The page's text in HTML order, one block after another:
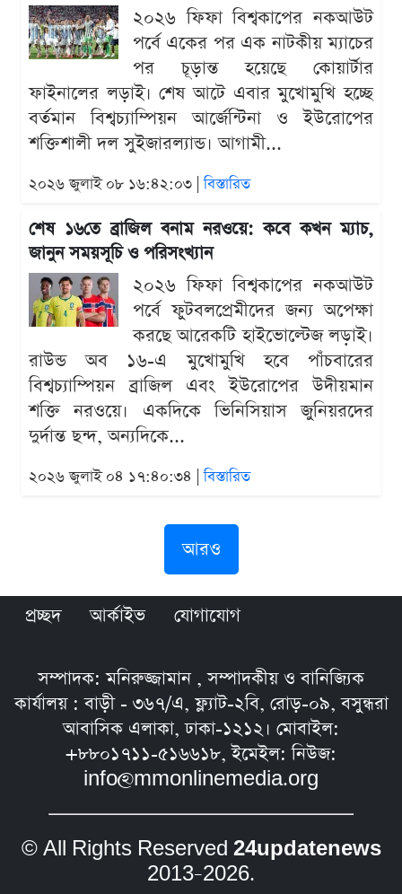
২০২৬ ফিফা বিশ্বকাপের নকআউট
পর্বে একের পর এক নাটকীয় ম্যাচের
পর চূড়ান্ত হয়েছে কোয়ার্টার
ফাইনালের লড়াই। শেষ আটে এবার মুখোমুখি হচ্ছে
বর্তমান বিশ্বচ্যাম্পিয়ন আর্জেন্টিনা ও ইউরোপের
শক্তিশালী দল সুইজারল্যান্ড। আগামী...
২০২৬ জুলাই ০৮ ১৬:৪২:০৩ |বিস্তারিত
শেষ ১৬তে ব্রাজিল বনাম নরওয়ে: কবে কখন ম্যাচ,
জানুন সময়সূচি ও পরিসংখ্যান
২০২৬ ফিফা বিশ্বকাপের নকআউট
পর্বে ফুটবলপ্রেমীদের জন্য অপেক্ষা
করছে আরেকটি হাইভোল্টেজ লড়াই।
রাউন্ড অব ১৬-এ মুখোমুখি হবে পাঁচবারের
বিশ্বচ্যাম্পিয়ন ব্রাজিল এবং ইউরোপের উদীয়মান
শক্তি নরওয়ে। একদিকে ভিনিসিয়াস জুনিয়রদের
দুর্দান্ত ছন্দ, অন্যদিকে...
২০২৬ জুলাই ০৪ ১৭:৪০:৩৪ |বিস্তারিত
আরও
প্রচ্ছদ আর্কাইভ যোগাযোগ
সম্পাদক: মনিরুজ্জামান , সম্পাদকীয় ও বানিজ্যিক
কার্যালয় : বাড়ী - ৩৬৭/এ, ফ্ল্যাট-২বি, রোড়-০৯, বসুন্ধরা
আবাসিক এলাকা, ঢাকা-১২১২। মোবাইল:
+৮৮০১৭১১-৫১৬৬১৮, ইমেইল: নিউজ:
info@mmonlinemedia.org
© All Rights Reserved 24updatenews
2013–2026.